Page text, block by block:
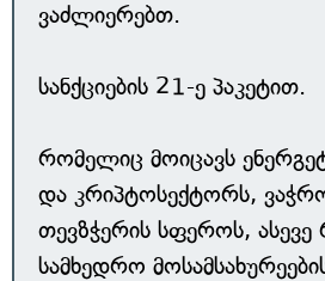
ვაძლიერებთ.
სანქციების 21-ე პაკეტით.
რომელიც მოიცავს
და კრიპტოსექტორს,
თევზჭერის სფეროს, ასევე
სამხედრო